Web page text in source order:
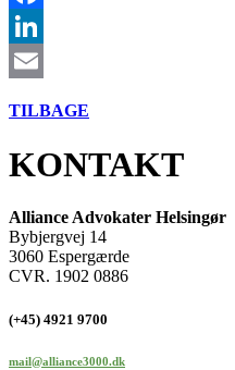
Facebook
LinkedIn
TILBAGE
KONTAKT
Alliance Advokater Helsingør
Bybjergvej 14
3060 Espergærde
CVR. 1902 0886
(+45) 4921 9700
mail@alliance3000.dk